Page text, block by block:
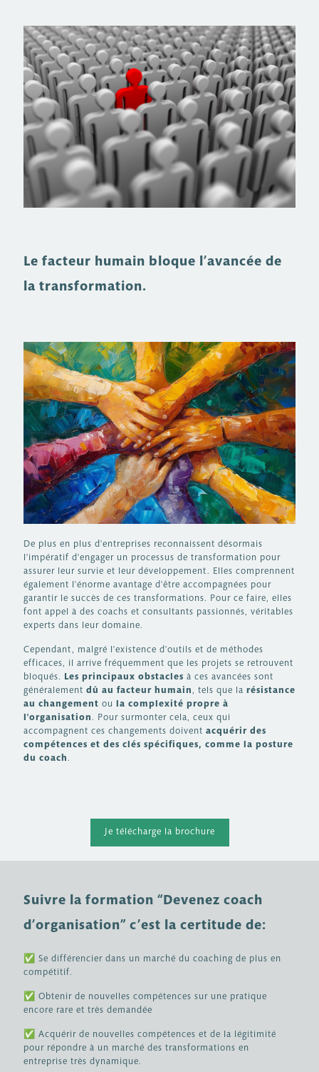
Le facteur humain bloque l’avancée de
la transformation.
De plus en plus d'entreprises reconnaissent désormais
l'impératif d'engager un processus de transformation pour
assurer leur survie et leur développement. Elles comprennent
également l'énorme avantage d'être accompagnées pour
garantir le succès de ces transformations. Pour ce faire, elles
font appel à des coachs et consultants passionnés, véritables
experts dans leur domaine.
Cependant, malgré l'existence d'outils et de méthodes
efficaces, il arrive fréquemment que les projets se retrouvent
bloqués. Les principaux obstacles à ces avancées sont
généralement dû au facteur humain, tels que la résistance
au changement ou la complexité propre à
l'organisation. Pour surmonter cela, ceux qui
accompagnent ces changements doivent acquérir des
compétences et des clés spécifiques, comme la posture
du coach.
Je télécharge la brochure
Suivre la formation “Devenez coach
d’organisation” c’est la certitude de:
✅ Se différencier dans un marché du coaching de plus en
compétitif.
✅ Obtenir de nouvelles compétences sur une pratique
encore rare et très demandée
✅ Acquérir de nouvelles compétences et de la légitimité
pour répondre à un marché des transformations en
entreprise très dynamique.